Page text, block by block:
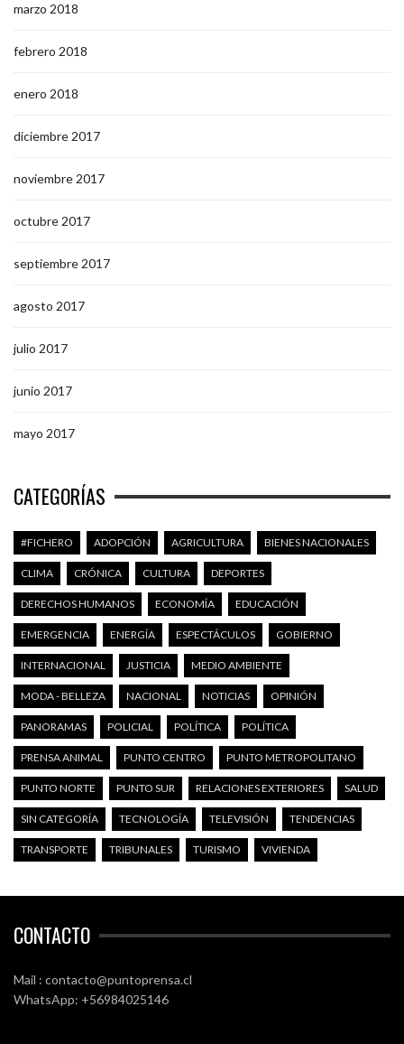
marzo 2018
febrero 2018
enero 2018
diciembre 2017
noviembre 2017
octubre 2017
septiembre 2017
agosto 2017
julio 2017
junio 2017
mayo 2017
CATEGORÍAS
#FICHERO ADOPCIÓN AGRICULTURA BIENES NACIONALES
CLIMA CRÓNICA CULTURA DEPORTES
DERECHOS HUMANOS ECONOMÍA EDUCACIÓN
EMERGENCIA ENERGÍA ESPECTÁCULOS GOBIERNO
INTERNACIONAL JUSTICIA MEDIO AMBIENTE
MODA - BELLEZA NACIONAL NOTICIAS OPINIÓN
PANORAMAS POLICIAL POLÍTICA POLÍTICA
PRENSA ANIMAL PUNTO CENTRO PUNTO METROPOLITANO
PUNTO NORTE PUNTO SUR RELACIONES EXTERIORES SALUD
SIN CATEGORÍA TECNOLOGÍA TELEVISIÓN TENDENCIAS
TRANSPORTE TRIBUNALES TURISMO VIVIENDA
CONTACTO
Mail : contacto@puntoprensa.cl
WhatsApp: +56984025146